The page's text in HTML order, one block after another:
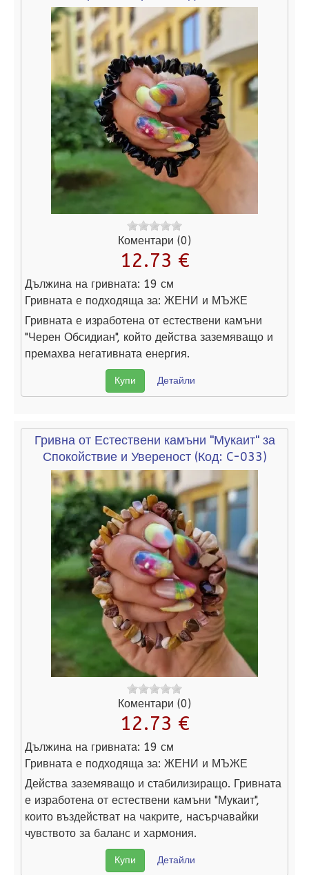
Коментари (0)
12.73 €
Дължина на гривната: 19 см
Гривната е подходяща за: ЖЕНИ и МЪЖЕ
Гривната е изработена от естествени камъни
"Черен Обсидиан", който действа заземяващо и
премахва негативната енергия.
Купи Детайли
Гривна от Естествени камъни "Мукаит" за
Спокойствие и Увереност (Код: C-033)
Коментари (0)
12.73 €
Дължина на гривната: 19 см
Гривната е подходяща за: ЖЕНИ и МЪЖЕ
Действа заземяващо и стабилизиращо. Гривната
е изработена от естествени камъни "Мукаит",
които въздействат на чакрите, насърчавайки
чувството за баланс и хармония.
Купи Детайли